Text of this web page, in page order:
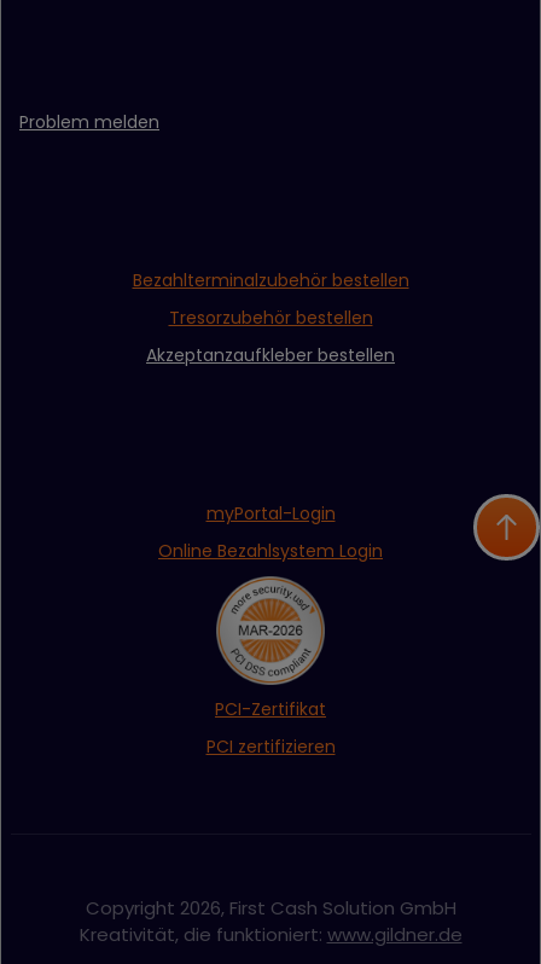
Problem melden
Bezahlterminalzubehör bestellen
Tresorzubehör bestellen
Akzeptanzaufkleber bestellen
myPortal-Login
Online Bezahlsystem Login
PCI-Zertifikat
PCI zertifizieren
Copyright 2026, First Cash Solution GmbH
Kreativität, die funktioniert: www.gildner.de